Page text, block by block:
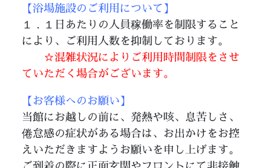
【浴場施設のご利用について】
１．１日あたりの人員稼働率を制限すること
により、ご利用人数を抑制しております。
☆混雑状況によりご利用時間制限をさせ
ていただく場合がございます。
【お客様へのお願い】
当館にお越しの前に、発熱や咳、息苦しさ、
倦怠感の症状がある場合は、お出かけをお控
えいただきますようお願いを申し上げます。